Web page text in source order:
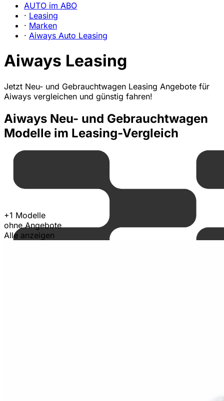
AUTO im ABO
· Leasing
· Marken
· Aiways Auto Leasing
Aiways Leasing
Jetzt Neu- und Gebrauchtwagen Leasing Angebote für
Aiways vergleichen und günstig fahren!
Aiways Neu- und Gebrauchtwagen
Modelle im Leasing-Vergleich
+1 Modelle
ohne Angebote
Alle anzeigen